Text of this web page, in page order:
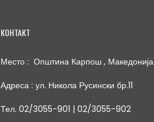
КОНТАКТ
Место : Општина Карпош , Македонија
Адреса : ул. Никола Русински бр.11
Тел. 02/3055-901 | 02/3055-902